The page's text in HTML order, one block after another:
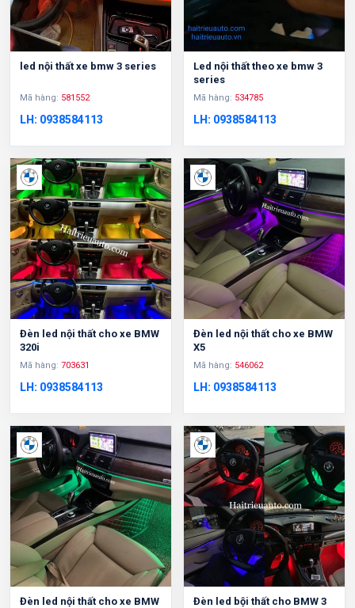
led nội thất xe bmw 3 series
Mã hàng: 581552
LH: 0938584113
Led nội thất theo xe bmw 3
series
Mã hàng: 534785
LH: 0938584113
Đèn led nội thất cho xe BMW
320i
Mã hàng: 703631
LH: 0938584113
Đèn led nội thất cho xe BMW
X5
Mã hàng: 546062
LH: 0938584113
Đèn led nội thất cho xe BMW
Đèn led bội thất cho BMW 3